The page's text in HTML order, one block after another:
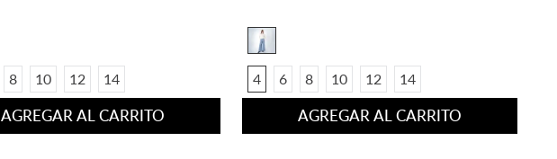
8 10 12 14
AGREGAR AL CARRITO
4 6 8 10 12 14
AGREGAR AL CARRITO